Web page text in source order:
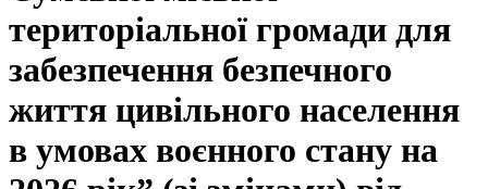
територіальної громади для
забезпечення безпечного
життя цивільного населення
в умовах воєнного стану на